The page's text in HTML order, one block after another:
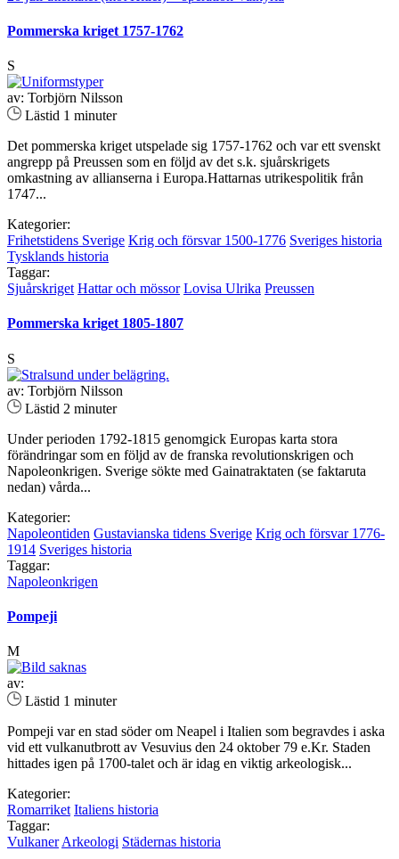
Pommerska kriget 1757-1762
S
av: Torbjörn Nilsson
Lästid 1 minuter
Det pommerska kriget utspelade sig 1757-1762 och var ett svenskt
angrepp på Preussen som en följd av det s.k. sjuårskrigets
omkastning av allianserna i Europa.Hattarnas utrikespolitik från
1747...
Kategorier:
Frihetstidens Sverige Krig och försvar 1500-1776 Sveriges historia
Tysklands historia
Taggar:
Sjuårskriget Hattar och mössor Lovisa Ulrika Preussen
Pommerska kriget 1805-1807
S
av: Torbjörn Nilsson
Lästid 2 minuter
Under perioden 1792-1815 genomgick Europas karta stora
förändringar som en följd av de franska revolutionskrigen och
Napoleonkrigen. Sverige sökte med Gainatraktaten (se faktaruta
nedan) vårda...
Kategorier:
Napoleontiden Gustavianska tidens Sverige Krig och försvar 1776-
1914 Sveriges historia
Taggar:
Napoleonkrigen
Pompeji
M
av:
Lästid 1 minuter
Pompeji var en stad söder om Neapel i Italien som begravdes i aska
vid ett vulkanutbrott av Vesuvius den 24 oktober 79 e.Kr. Staden
hittades igen på 1700-talet och är idag en viktig arkeologisk...
Kategorier:
Romarriket Italiens historia
Taggar:
Vulkaner Arkeologi Städernas historia